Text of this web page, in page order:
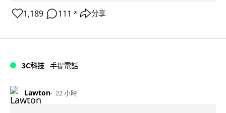
1,189 111 ↗ 分享
3C科技 手提電話
Lawton 22 小時